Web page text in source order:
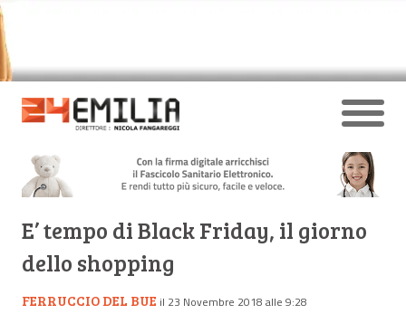
E’ tempo di Black Friday, il giorno
dello shopping
FERRUCCIO DEL BUE il 23 Novembre 2018 alle 9:28